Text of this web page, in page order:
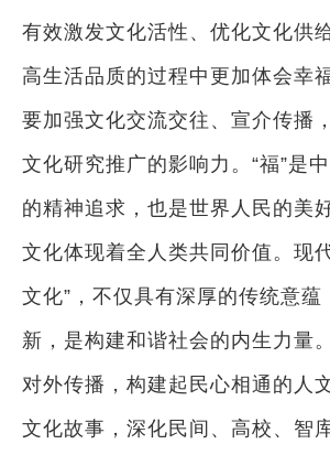
有效激发文化活性、优化文化供
高生活品质的过程中更加体会幸
要加强文化交流交往、宣介传播
文化研究推广的影响力。“福”是
的精神追求，也是世界人民的美
文化体现着全人类共同价值。现
文化”，不仅具有深厚的传统意蕴
新，是构建和谐社会的内生力量
对外传播，构建起民心相通的人
文化故事，深化民间、高校、智